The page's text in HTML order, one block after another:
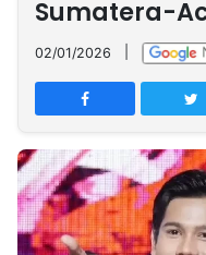
Network
PT
TREETAN
INDONESIA
Partner
Sumatera-
02/01/2026